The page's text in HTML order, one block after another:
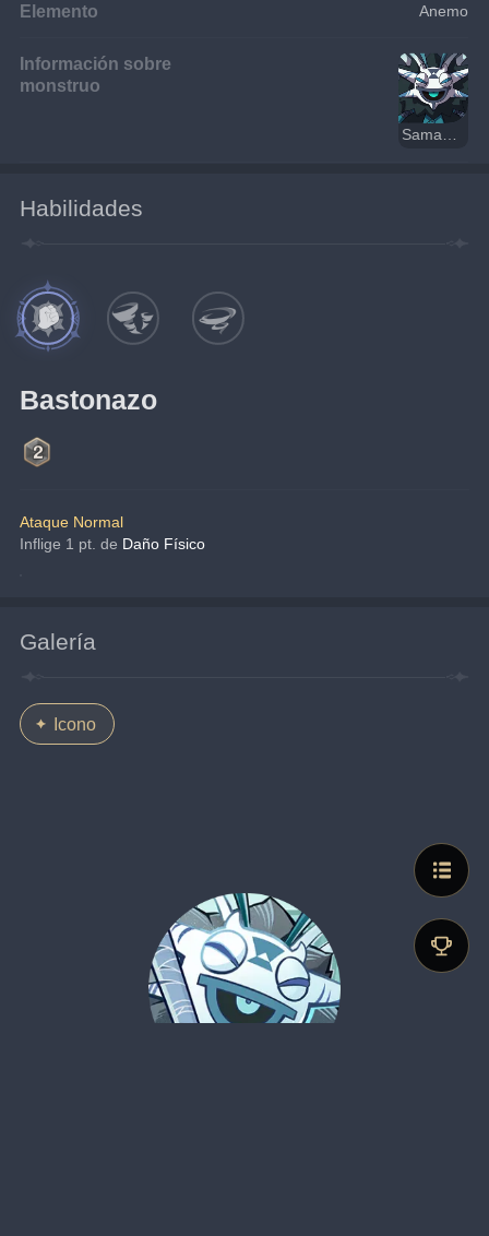
Elemento Anemo
Información sobre
monstruo
Samachurl Anemo
Habilidades
Bastonazo
Ataque Normal
Inflige 1 pt. de Daño Físico
Galería
Icono